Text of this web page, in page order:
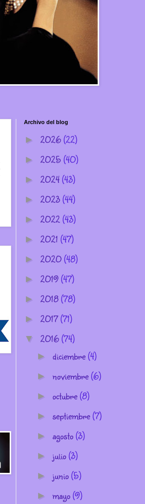
Archivo del blog
► 2026(22)
► 2025(40)
► 2024(43)
► 2023(44)
► 2022(43)
► 2021 (47)
► 2020(48)
► 2019(47)
► 2018(78)
► 2017(71)
▼ 2016(74)
► diciembre(4)
► noviembre(6)
► octubre(8)
► septiembre(7)
► agosto(3)
► julio(3)
► junio(5)
► mayo(9)